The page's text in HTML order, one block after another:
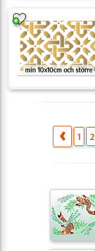
min 10x10cm och större
1 2